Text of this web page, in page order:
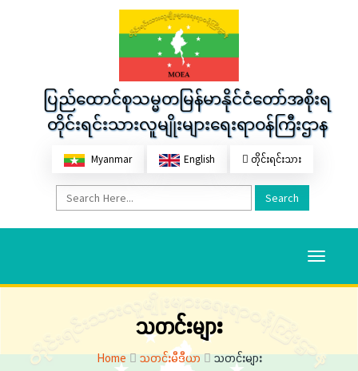
ပြည်ထောင်စုသမ္မတမြန်မာနိုင်ငံတော်အစိုးရ
တိုင်းရင်းသားလူမျိုးများရေးရာဝန်ကြီးဌာန
Myanmar English တိုင်းရင်းသား
Search
Toggle
သတင်းများ
Home သတင်းမီဒီယာ သတင်းများ